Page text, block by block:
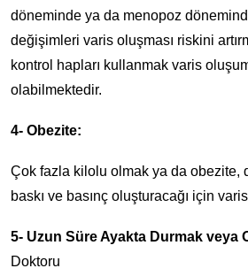
döneminde ya da menopoz
değişimleri varis oluşması riskini
kontrol hapları kullanmak varis
olabilmektedir.
4- Obezite:
Çok fazla kilolu olmak ya da obezite,
baskı ve basınç oluşturacağı için
5- Uzun Süre Ayakta Durmak veya
Doktoru